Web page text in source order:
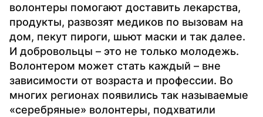
волонтеры помогают доставить лекарства,
продукты, развозят медиков по вызовам на
дом, пекут пироги, шьют маски и так далее.
И добровольцы – это не только молодежь.
Волонтером может стать каждый – вне
зависимости от возраста и профессии. Во
многих регионах появились так называемые
«серебряные» волонтеры, подхватили